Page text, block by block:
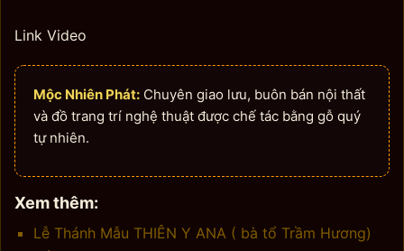
Link Video
Mộc Nhiên Phát: Chuyên giao lưu, buôn bán nội thất
và đồ trang trí nghệ thuật được chế tác bằng gỗ quý
tự nhiên.
Xem thêm:
Lễ Thánh Mẫu THIÊN Y ANA ( bà tổ Trầm Hương)